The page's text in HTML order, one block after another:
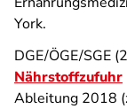
York.
DGE/ÖGE/SGE
Nährstoffzufuhr
Ableitung 2018